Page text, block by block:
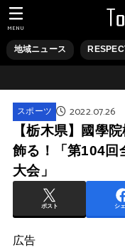
地域ニュース
MENU
スポーツ 2022.07.26
【栃木県】國學
飾る！「第104回
大会」
ポスト シ
広告